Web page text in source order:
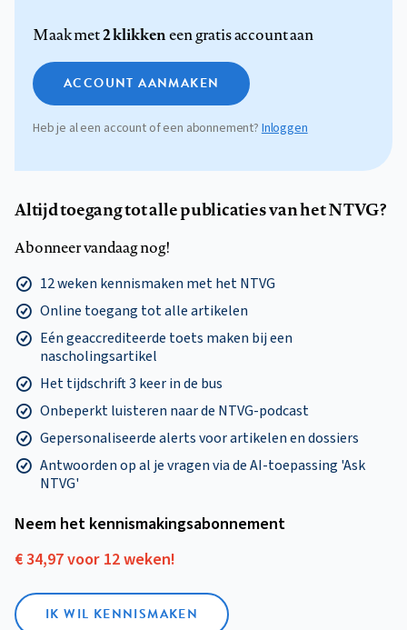
Maak met2 klikkeneen gratis account aan
ACCOUNT AANMAKEN
Heb je al een account of een abonnement? Inloggen
Altijd toegang tot alle publicaties van het NTVG?
Abonneer vandaag nog!
12 weken kennismaken met het NTVG
Online toegang tot alle artikelen
Eén geaccrediteerde toets maken bij een
nascholingsartikel
Het tijdschrift 3 keer in de bus
Onbeperkt luisteren naar de NTVG-podcast
Gepersonaliseerde alerts voor artikelen en dossiers
Antwoorden op al je vragen via de AI-toepassing 'Ask
NTVG'
Neem het kennismakings­abonnement
€ 34,97 voor 12 weken!
IK WIL KENNISMAKEN